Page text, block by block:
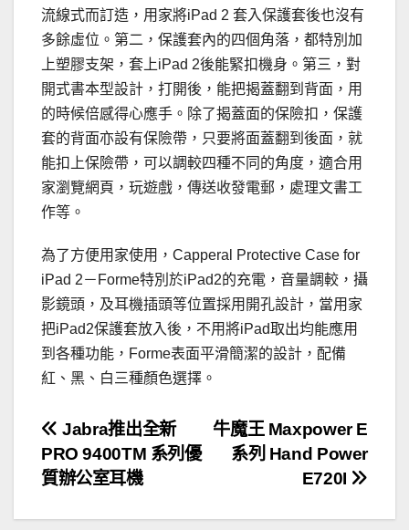
流線式而訂造，用家將iPad 2 套入保護套後也沒有
多餘虛位。第二，保護套內的四個角落，都特別加
上塑膠支架，套上iPad 2後能緊扣機身。第三，對
開式書本型設計，打開後，能把揭蓋翻到背面，用
的時候倍感得心應手。除了揭蓋面的保險扣，保護
套的背面亦設有保險帶，只要將面蓋翻到後面，就
能扣上保險帶，可以調較四種不同的角度，適合用
家瀏覽網頁，玩遊戲，傳送收發電郵，處理文書工
作等。
為了方便用家使用，Capperal Protective Case for
iPad 2－Forme特別於iPad2的充電，音量調較，攝
影鏡頭，及耳機插頭等位置採用開孔設計，當用家
把iPad2保護套放入後，不用將iPad取出均能應用
到各種功能，Forme表面平滑簡潔的設計，配備
紅、黑、白三種顏色選擇。
文
章
導
牛魔王 Maxpower E
系列 Hand Power
E720I
Jabra推出全新
PRO 9400TM 系列優
質辦公室耳機